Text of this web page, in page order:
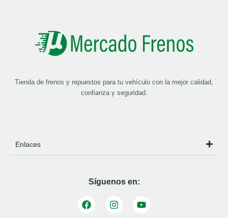
Tienda de frenos y repuestos para tu vehículo con la mejor calidad,
confianza y seguridad.
Enlaces
Síguenos en: